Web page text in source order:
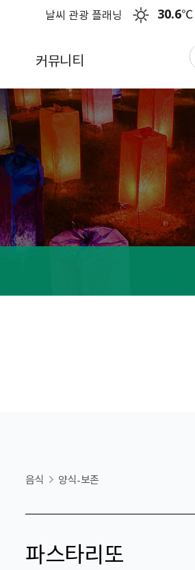
날씨 관광 플래닝 30.6℃
커뮤니티
음식 양식-보존
파스타리또